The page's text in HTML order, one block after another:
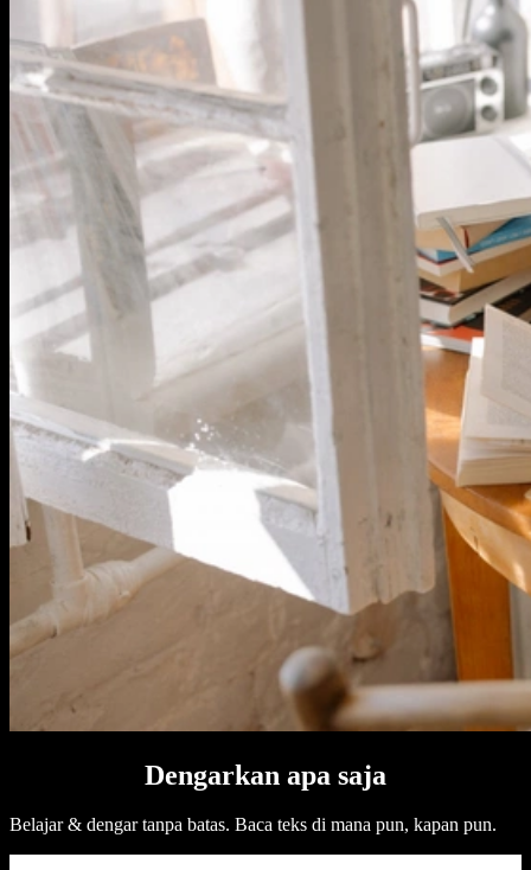
Dengarkan apa saja
Belajar & dengar tanpa batas. Baca teks di mana pun, kapan pun.